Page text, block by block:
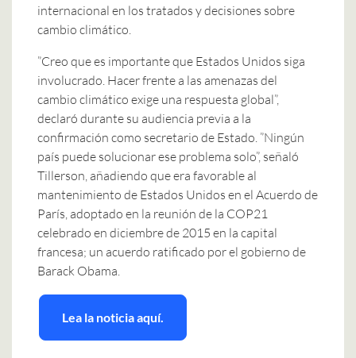
internacional en los tratados y decisiones sobre
cambio climático.
”Creo que es importante que Estados Unidos siga
involucrado. Hacer frente a las amenazas del
cambio climático exige una respuesta global”,
declaró durante su audiencia previa a la
confirmación como secretario de Estado. ”Ningún
país puede solucionar ese problema solo”, señaló
Tillerson, añadiendo que era favorable al
mantenimiento de Estados Unidos en el Acuerdo de
París, adoptado en la reunión de la COP21
celebrado en diciembre de 2015 en la capital
francesa; un acuerdo ratificado por el gobierno de
Barack Obama.
Lea la noticia aquí.